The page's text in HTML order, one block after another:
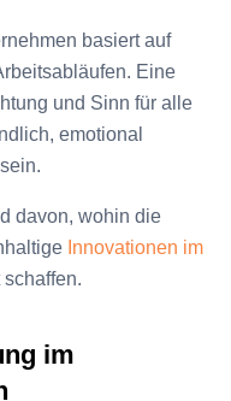
basiert auf
Eine
und Sinn für alle
emotional
davon, wohin die
Innovationen im
im